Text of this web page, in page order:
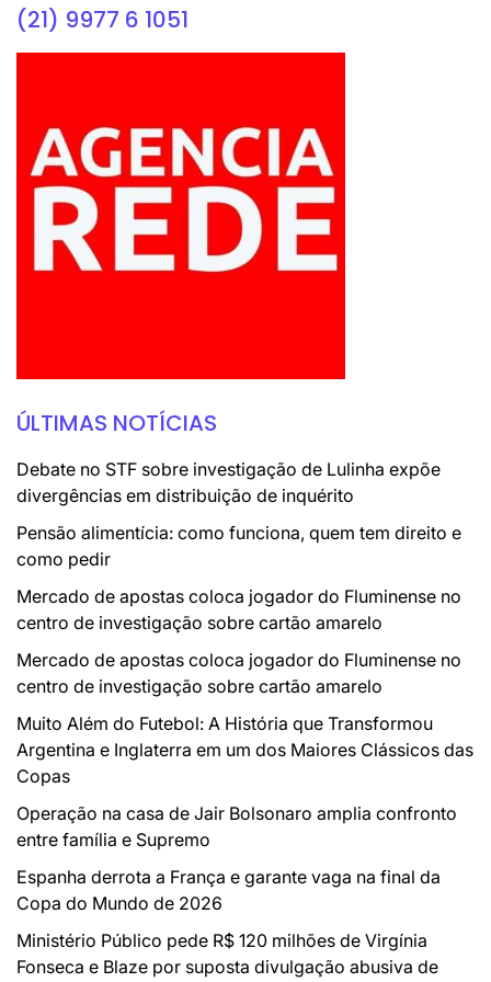
(21) 9977 6 1051
ÚLTIMAS NOTÍCIAS
Debate no STF sobre investigação de Lulinha expõe
divergências em distribuição de inquérito
Pensão alimentícia: como funciona, quem tem direito e
como pedir
Mercado de apostas coloca jogador do Fluminense no
centro de investigação sobre cartão amarelo
Mercado de apostas coloca jogador do Fluminense no
centro de investigação sobre cartão amarelo
Muito Além do Futebol: A História que Transformou
Argentina e Inglaterra em um dos Maiores Clássicos das
Copas
Operação na casa de Jair Bolsonaro amplia confronto
entre família e Supremo
Espanha derrota a França e garante vaga na final da
Copa do Mundo de 2026
Ministério Público pede R$ 120 milhões de Virgínia
Fonseca e Blaze por suposta divulgação abusiva de